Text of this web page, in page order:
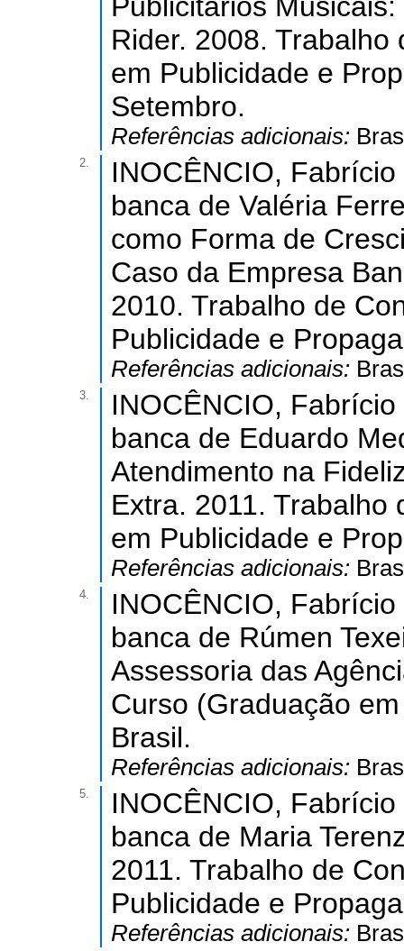
Rider. 2008.
em Publicidade e
Setembro.
Referências adicionais:
2.
INOCÊNCIO,
banca de Valéria
como Forma de
Caso da Empresa
2010. Trabalho de
Publicidade e
Referências adicionais:
3.
INOCÊNCIO,
banca de Eduardo
Atendimento na
Extra. 2011. Trabalho
em Publicidade e
Referências adicionais:
4.
INOCÊNCIO,
banca de Rúmen
Assessoria das
Curso (Graduação
Brasil.
Referências adicionais:
5.
INOCÊNCIO,
banca de Maria
2011. Trabalho de
Publicidade e
Referências adicionais: